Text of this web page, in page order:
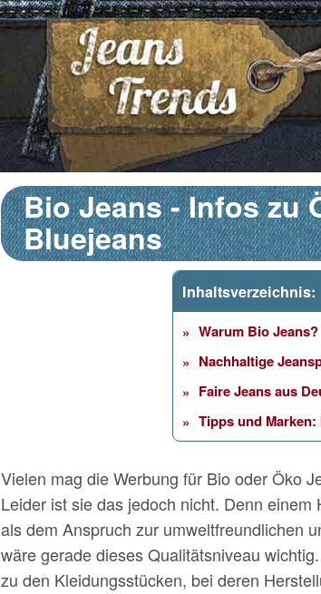
Bio Jeans - Infos zu
Bluejeans
Inhaltsverzeichnis:
Warum Bio Jeans?
Nachhaltige
Faire Jeans aus
Tipps und
Vielen mag die Werbung für Bio oder Öko
Leider ist sie das jedoch nicht. Denn
als dem Anspruch zur umweltfreundlichen
wäre gerade dieses Qualitätsniveau
zu den Kleidungsstücken, bei deren